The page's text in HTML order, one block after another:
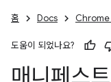
홈 Docs
도움이 되었나요?
매니페스